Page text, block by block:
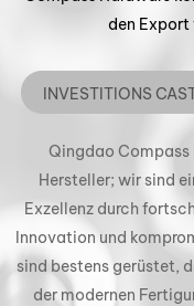
den
INVESTITIONS
Qingdao Compass
Hersteller; wir sind
Exzellenz durch
Innovation und
sind bestens gerüstet,
der modernen